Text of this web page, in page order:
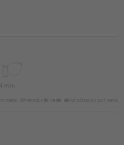
mm
dimensiunile reale ale produsului pot varia.